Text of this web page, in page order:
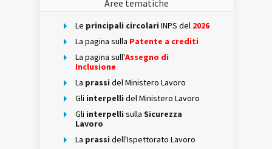
Aree tematiche
Le principali circolari INPS del 2026
La pagina sulla Patente a crediti
La pagina sull'Assegno di
Inclusione
La prassi del Ministero Lavoro
Gli interpelli del Ministero Lavoro
Gli interpelli sulla Sicurezza
Lavoro
La prassi dell'Ispettorato Lavoro